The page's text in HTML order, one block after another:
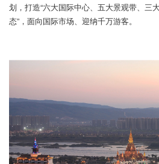
划，打造“六大国际中心、五大景观带、三
态”，面向国际市场、迎纳千万游客。